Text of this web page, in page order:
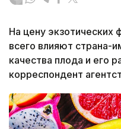
На цену экзотических
всего влияют страна-
качества плода и его
корреспондент